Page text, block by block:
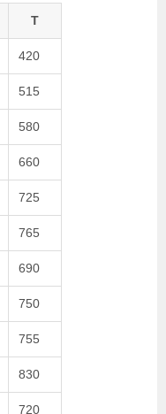
T
420
515
580
660
725
765
690
750
755
830
720